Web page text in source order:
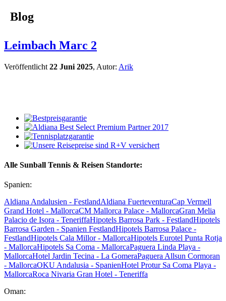
Blog
Leimbach Marc 2
Veröffentlicht 22 Juni 2025, Autor: Arik
Alle Sunball Tennis & Reisen Standorte:
Spanien:
Aldiana Andalusien - FestlandAldiana FuerteventuraCap Vermell
Grand Hotel - MallorcaCM Mallorca Palace - MallorcaGran Melia
Palacio de Isora - TeneriffaHipotels Barrosa Park - FestlandHipotels
Barrosa Garden - Spanien FestlandHipotels Barrosa Palace -
FestlandHipotels Cala Millor - MallorcaHipotels Eurotel Punta Rotja
- MallorcaHipotels Sa Coma - MallorcaPaguera Linda Playa -
MallorcaHotel Jardin Tecina - La GomeraPaguera Allsun Cormoran
- MallorcaOKU Andalusia - SpanienHotel Protur Sa Coma Playa -
MallorcaRoca Nivaria Gran Hotel - Teneriffa
Oman: